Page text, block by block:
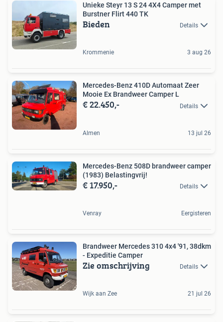
Unieke Steyr 13 S 24 4X4 Camper met
Burstner Flirt 440 TK
Bieden Details
Krommenie 3 aug 26
Mercedes-Benz 410D Automaat Zeer
Mooie Ex Brandweer Camper L
€ 22.450,- Details
Almen 13 jul 26
Mercedes-Benz 508D brandweer camper
(1983) Belastingvrij!
€ 17.950,- Details
Venray Eergisteren
Brandweer Mercedes 310 4x4 '91, 38dkm
- Expeditie Camper
Zie omschrijving Details
Wijk aan Zee 21 jul 26